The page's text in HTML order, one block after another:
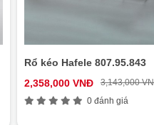
Rổ kéo Hafele 807.95.843
2,358,000 VNĐ
3,143,000
0 đánh giá